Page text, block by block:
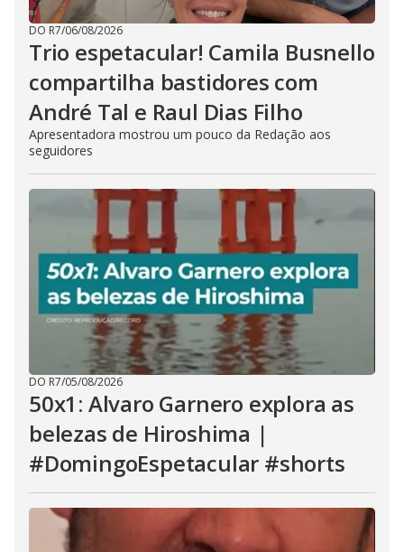
DO R7/06/08/2026
Trio espetacular! Camila Busnello
compartilha bastidores com
André Tal e Raul Dias Filho
Apresentadora mostrou um pouco da Redação aos
seguidores
DO R7/05/08/2026
50x1: Alvaro Garnero explora as
belezas de Hiroshima |
#DomingoEspetacular #shorts